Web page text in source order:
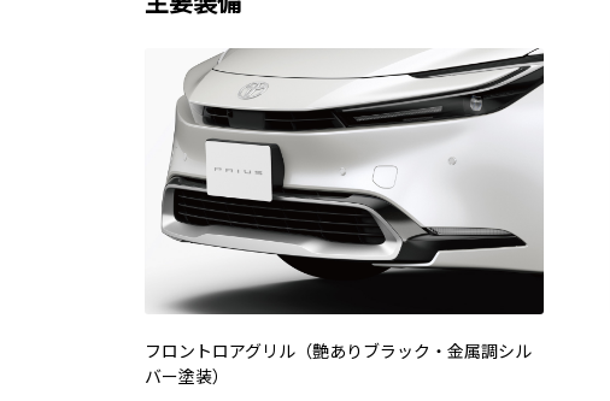
フロントロアグリル（艶ありブラック・金属調シル
バー塗装）